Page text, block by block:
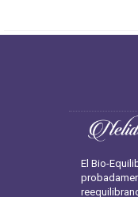
El Bio-